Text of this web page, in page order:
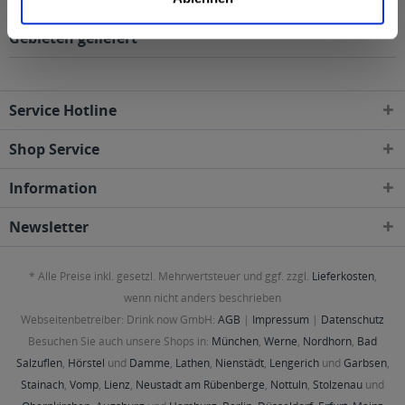
folgenden Regionen, Städten, Orten und Postleitzahl-
Gebieten geliefert
Service Hotline
Shop Service
Information
Newsletter
* Alle Preise inkl. gesetzl. Mehrwertsteuer und ggf. zzgl. Lieferkosten,
wenn nicht anders beschrieben
Webseitenbetreiber: Drink now GmbH: AGB | Impressum | Datenschutz
Besuchen Sie auch unsere Shops in: München, Werne, Nordhorn, Bad
Salzuflen, Hörstel und Damme, Lathen, Nienstädt, Lengerichund Garbsen,
Stainach, Vomp, Lienz, Neustadt am Rübenberge, Nottuln, Stolzenau und